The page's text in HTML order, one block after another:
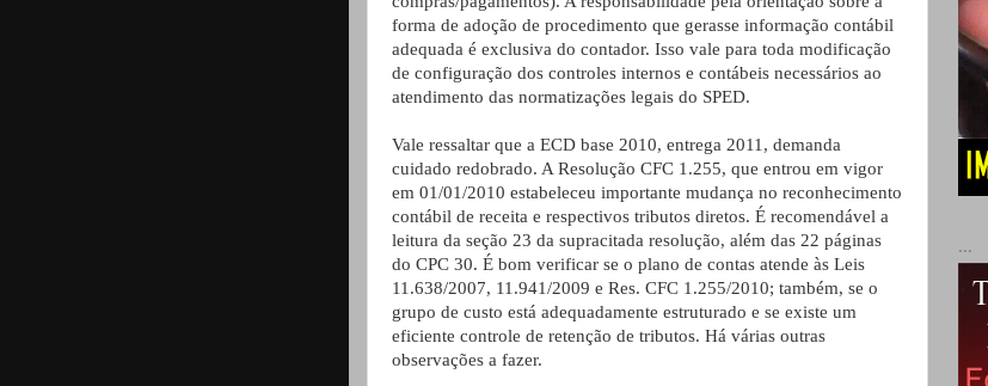
forma de adoção de procedimento que gerasse informação contábil
adequada é exclusiva do contador. Isso vale para toda modificação
de configuração dos controles internos e contábeis necessários ao
atendimento das normatizações legais do SPED.
Vale ressaltar que a ECD base 2010, entrega 2011, demanda
cuidado redobrado. A Resolução CFC 1.255, que entrou em vigor
em 01/01/2010 estabeleceu importante mudança no reconhecimento
contábil de receita e respectivos tributos diretos. É recomendável a
leitura da seção 23 da supracitada resolução, além das 22 páginas
do CPC 30. É bom verificar se o plano de contas atende às Leis
11.638/2007, 11.941/2009 e Res. CFC 1.255/2010; também, se o
grupo de custo está adequadamente estruturado e se existe um
eficiente controle de retenção de tributos. Há várias outras
observações a fazer.
...